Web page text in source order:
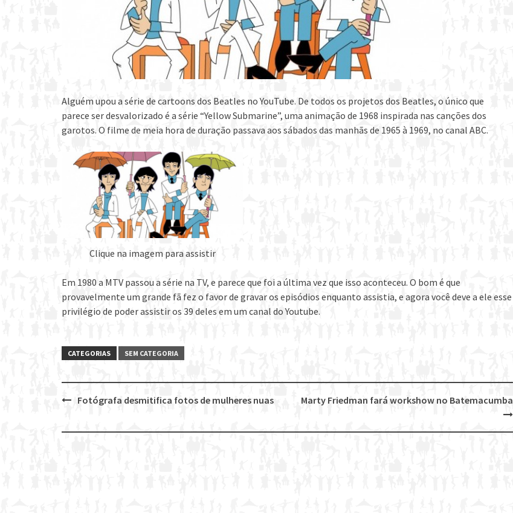
Alguém upou a série de cartoons dos Beatles no YouTube. De todos os projetos dos Beatles, o único que
parece ser desvalorizado é a série “Yellow Submarine”, uma animação de 1968 inspirada nas canções dos
garotos. O filme de meia hora de duração passava aos sábados das manhãs de 1965 à 1969, no canal ABC.
Clique na imagem para assistir
Em 1980 a MTV passou a série na TV, e parece que foi a última vez que isso aconteceu. O bom é que
provavelmente um grande fã fez o favor de gravar os episódios enquanto assistia, e agora você deve a ele esse
privilégio de poder assistir os 39 deles em um canal do Youtube.
CATEGORIAS SEM CATEGORIA
navigation
Marty Friedman fará workshow no Batemacumba
Fotógrafa desmitifica fotos de mulheres nuas